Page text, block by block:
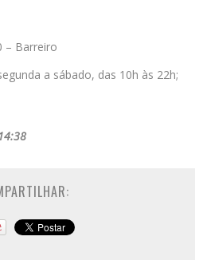
– Barreiro
a sábado, das 10h às 22h;